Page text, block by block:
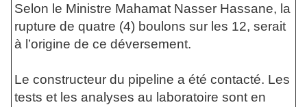
Selon le Ministre Mahamat Nasser Hassane, la
rupture de quatre (4) boulons sur les 12, serait
à l’origine de ce déversement.
Le constructeur du pipeline a été contacté. Les
tests et les analyses au laboratoire sont en